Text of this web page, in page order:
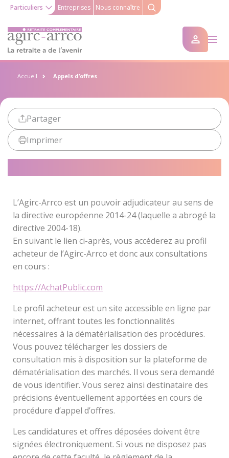
Particuliers Entreprises Nous connaître
Accueil Appels d’offres
Partager
Imprimer
L’Agirc-Arrco est un pouvoir adjudicateur au sens de
la directive européenne 2014-24 (laquelle a abrogé la
directive 2004-18).
En suivant le lien ci-après, vous accéderez au profil
acheteur de l’Agirc-Arrco et donc aux consultations
en cours :
https://AchatPublic.com
Le profil acheteur est un site accessible en ligne par
internet, offrant toutes les fonctionnalités
nécessaires à la dématérialisation des procédures.
Vous pouvez télécharger les dossiers de
consultation mis à disposition sur la plateforme de
dématérialisation des marchés. Il vous sera demandé
de vous identifier. Vous serez ainsi destinataire des
précisions éventuellement apportées en cours de
procédure d’appel d’offres.
Les candidatures et offres déposées doivent être
signées électroniquement. Si vous ne disposez pas